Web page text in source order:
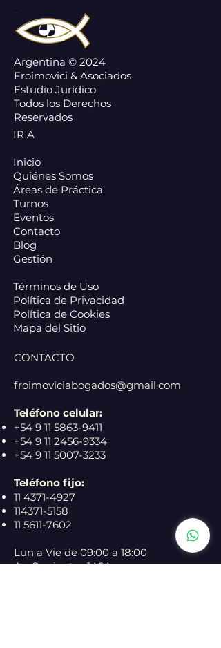
Argentina © 2024
Froimovici & Asociados
Estudio Jurídico
Todos los Derechos
Reservados
IR A
Inicio
Quiénes Somos
Áreas de Práctica:
Turnos
Eventos
Contacto
Blog
Gestión
Términos de Uso
Política de Privacidad
Política de Cookies
Mapa del Sitio
CONTACTO
froimoviciabogados@gmail.com
Teléfono celular:
+54 9 11 5863-9411
+54 9 11 2456-9334
+54 9 11 5007-3233
Teléfono fijo:
11 4371-4927
114371-5158
11 5611-7602
Lun a Vie de 09:00 a 18:00
Av. Corrientes 1464,